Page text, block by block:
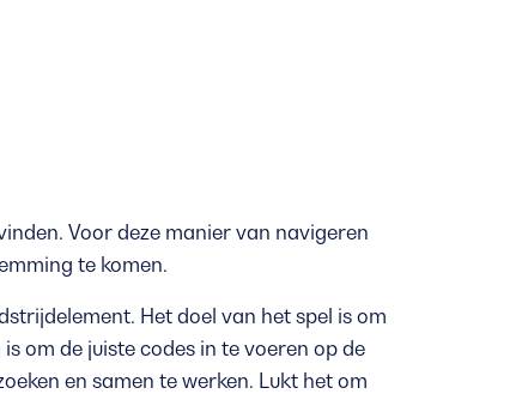
Voor deze manier van navigeren
te komen.
Het doel van het spel is om
om de juiste codes in te voeren op de
en samen te werken. Lukt het om